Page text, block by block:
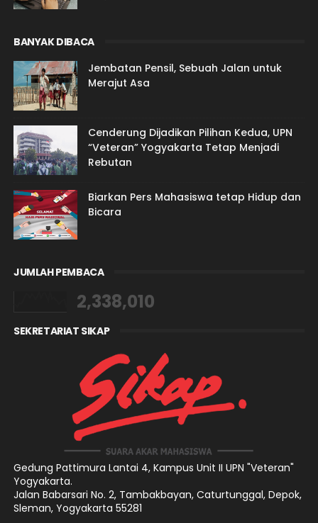
BANYAK DIBACA
Jembatan Pensil, Sebuah Jalan untuk
Merajut Asa
Cenderung Dijadikan Pilihan Kedua, UPN
“Veteran” Yogyakarta Tetap Menjadi
Rebutan
Biarkan Pers Mahasiswa tetap Hidup dan
Bicara
JUMLAH PEMBACA
2,338,010
SEKRETARIAT SIKAP
Gedung Pattimura Lantai 4, Kampus Unit II UPN "Veteran"
Yogyakarta.
Jalan Babarsari No. 2, Tambakbayan, Caturtunggal, Depok,
Sleman, Yogyakarta 55281